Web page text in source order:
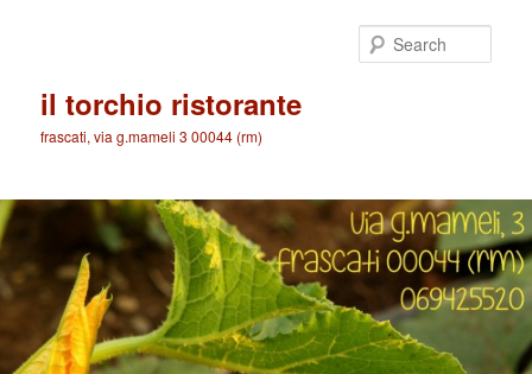
il torchio ristorante
frascati, via g.mameli 3 00044 (rm)